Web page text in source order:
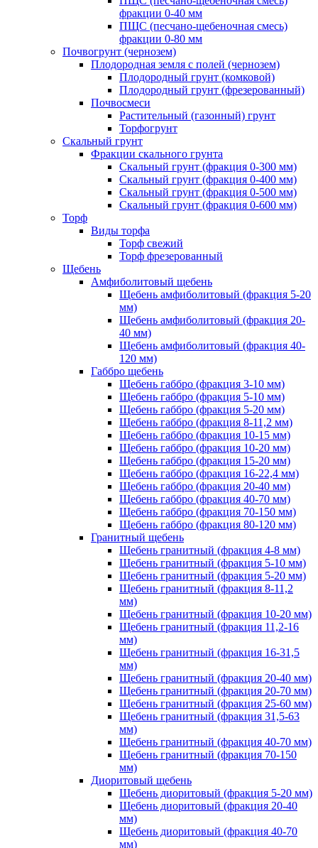
фракции 0-40 мм
ПЩС (песчано-щебеночная смесь)
фракции 0-80 мм
Почвогрунт (чернозем)
Плодородная земля с полей (чернозем)
Плодородный грунт (комковой)
Плодородный грунт (фрезерованный)
Почвосмеси
Растительный (газонный) грунт
Торфогрунт
Скальный грунт
Фракции скального грунта
Скальный грунт (фракция 0-300 мм)
Скальный грунт (фракция 0-400 мм)
Скальный грунт (фракция 0-500 мм)
Скальный грунт (фракция 0-600 мм)
Торф
Виды торфа
Торф свежий
Торф фрезерованный
Щебень
Амфиболитовый щебень
Щебень амфиболитовый (фракция 5-20
мм)
Щебень амфиболитовый (фракция 20-
40 мм)
Щебень амфиболитовый (фракция 40-
120 мм)
Габбро щебень
Щебень габбро (фракция 3-10 мм)
Щебень габбро (фракция 5-10 мм)
Щебень габбро (фракция 5-20 мм)
Щебень габбро (фракция 8-11,2 мм)
Щебень габбро (фракция 10-15 мм)
Щебень габбро (фракция 10-20 мм)
Щебень габбро (фракция 15-20 мм)
Щебень габбро (фракция 16-22,4 мм)
Щебень габбро (фракция 20-40 мм)
Щебень габбро (фракция 40-70 мм)
Щебень габбро (фракция 70-150 мм)
Щебень габбро (фракция 80-120 мм)
Гранитный щебень
Щебень гранитный (фракция 4-8 мм)
Щебень гранитный (фракция 5-10 мм)
Щебень гранитный (фракция 5-20 мм)
Щебень гранитный (фракция 8-11,2
мм)
Щебень гранитный (фракция 10-20 мм)
Щебень гранитный (фракция 11,2-16
мм)
Щебень гранитный (фракция 16-31,5
мм)
Щебень гранитный (фракция 20-40 мм)
Щебень гранитный (фракция 20-70 мм)
Щебень гранитный (фракция 25-60 мм)
Щебень гранитный (фракция 31,5-63
мм)
Щебень гранитный (фракция 40-70 мм)
Щебень гранитный (фракция 70-150
мм)
Диоритовый щебень
Щебень диоритовый (фракция 5-20 мм)
Щебень диоритовый (фракция 20-40
мм)
Щебень диоритовый (фракция 40-70
мм)